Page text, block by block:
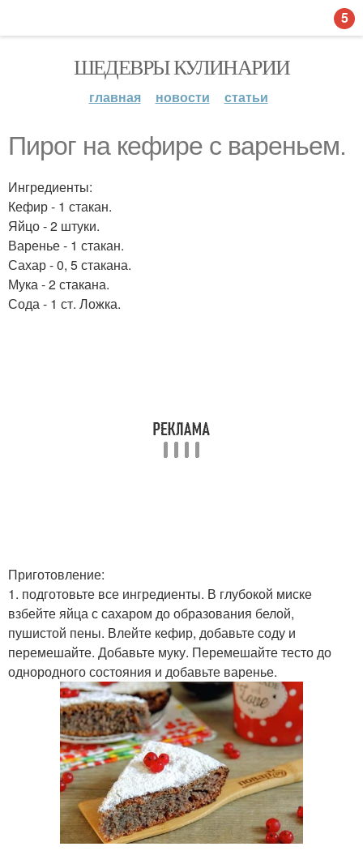
ШЕДЕВРЫ КУЛИНАРИИ
главная новости статьи
Пирог на кефире с вареньем.
Ингредиенты:
Кефир - 1 стакан.
Яйцо - 2 штуки.
Варенье - 1 стакан.
Сахар - 0, 5 стакана.
Мука - 2 стакана.
Сода - 1 ст. Ложка.
Приготовление:
1. подготовьте все ингредиенты. В глубокой миске
взбейте яйца с сахаром до образования белой,
пушистой пены. Влейте кефир, добавьте соду и
перемешайте. Добавьте муку. Перемешайте тесто до
однородного состояния и добавьте варенье.
5